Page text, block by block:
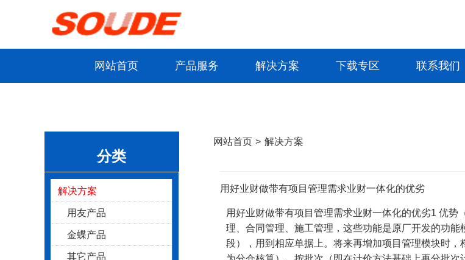
网站首页 产品服务 解决方案 下载专区 联系我们
分类
网站首页 > 解决方案
用好业财做带有项目管理需求业财一体化的优劣
用好业财做带有项目管理需求业财一体化的优劣1 优
理、合同管理、施工管理，这些功能是原厂开发的功
段），用到相应单据上。将来再增加项目管理模块时
解决方案
用友产品
金蝶产品
其它产品